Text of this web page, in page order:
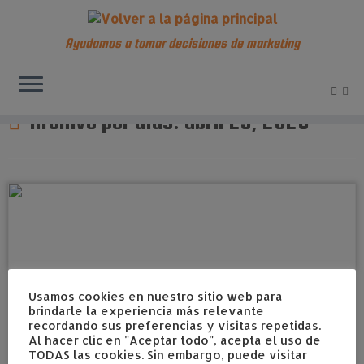
Saltar
contenido
Ayudamos a tomar decisiones de marketing
Archivo por días: abril 23, 2026
Usamos cookies en nuestro sitio web para
brindarle la experiencia más relevante
recordando sus preferencias y visitas repetidas.
Al hacer clic en "Aceptar todo", acepta el uso de
TODAS las cookies. Sin embargo, puede visitar